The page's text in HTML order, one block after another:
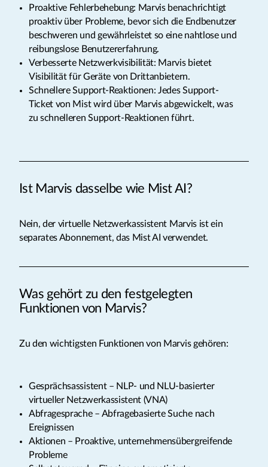
Proaktive Fehlerbehebung: Marvis benachrichtigt
proaktiv über Probleme, bevor sich die Endbenutzer
beschweren und gewährleistet so eine nahtlose und
reibungslose Benutzererfahrung.
Verbesserte Netzwerkvisibilität: Marvis bietet
Visibilität für Geräte von Drittanbietern.
Schnellere Support-Reaktionen: Jedes Support-
Ticket von Mist wird über Marvis abgewickelt, was
zu schnelleren Support-Reaktionen führt.
Ist Marvis dasselbe wie Mist AI?
Nein, der virtuelle Netzwerkassistent Marvis ist ein
separates Abonnement, das Mist AI verwendet.
Was gehört zu den festgelegten
Funktionen von Marvis?
Zu den wichtigsten Funktionen von Marvis gehören:
Gesprächsassistent – NLP- und NLU-basierter
virtueller Netzwerkassistent (VNA)
Abfragesprache – Abfragebasierte Suche nach
Ereignissen
Aktionen – Proaktive, unternehmensübergreifende
Probleme